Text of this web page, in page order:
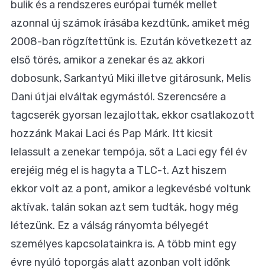
bulik és a rendszeres európai turnék mellet
azonnal új számok írásába kezdtünk, amiket még
2008-ban rögzítettünk is. Ezután következett az
első törés, amikor a zenekar és az akkori
dobosunk, Sarkantyú Miki illetve gitárosunk, Melis
Dani útjai elváltak egymástól. Szerencsére a
tagcserék gyorsan lezajlottak, ekkor csatlakozott
hozzánk Makai Laci és Pap Márk. Itt kicsit
lelassult a zenekar tempója, sőt a Laci egy fél év
erejéig még el is hagyta a TLC-t. Azt hiszem
ekkor volt az a pont, amikor a legkevésbé voltunk
aktívak, talán sokan azt sem tudták, hogy még
létezünk. Ez a válság rányomta bélyegét
személyes kapcsolatainkra is. A több mint egy
évre nyúló toporgás alatt azonban volt időnk